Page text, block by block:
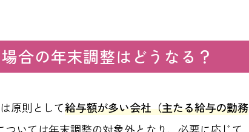
合の年末調整はどうなる？
原則として給与額が多い会社（主たる給与の勤務